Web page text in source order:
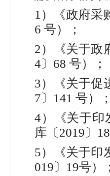
1）《政府采
6 号）；
2）《关于政
4〕68 号）；
3）《关于促
7〕141 号）
4）《关于印
库〔2019〕
5）《关于印
019〕19号）